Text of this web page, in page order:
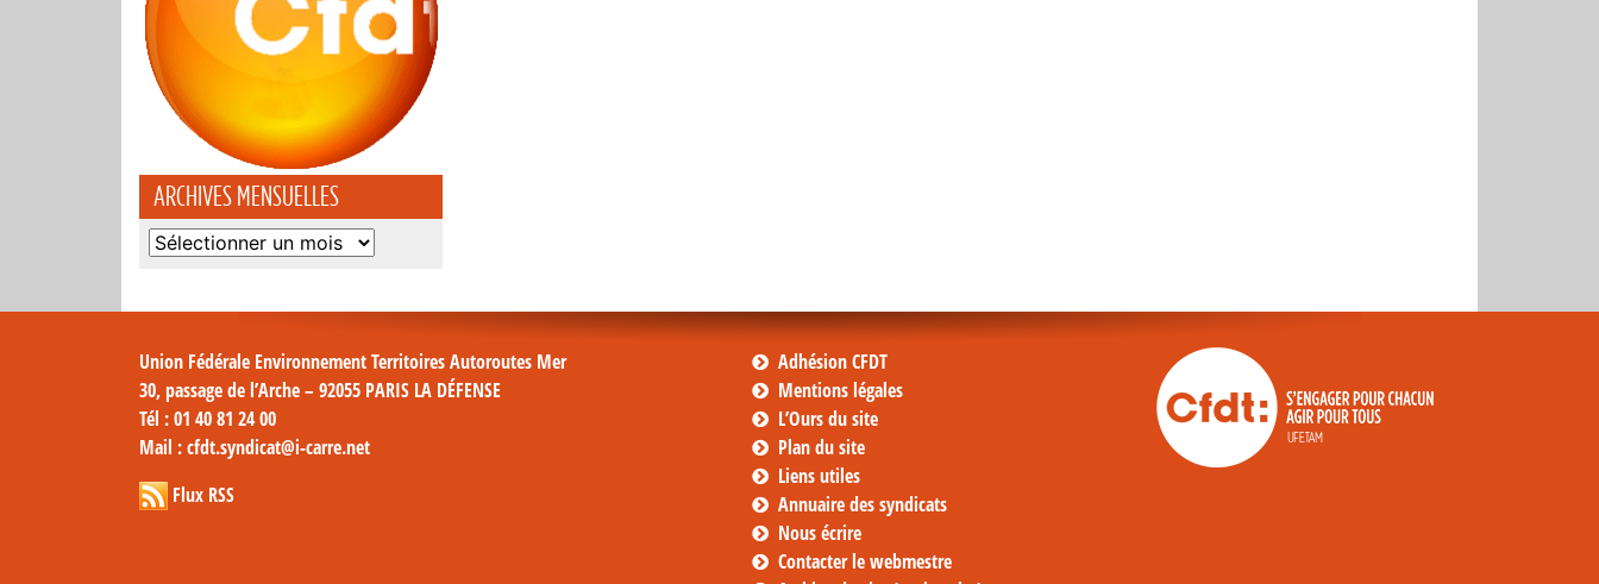
ARCHIVES MENSUELLES
Archives
Union Fédérale Environnement Territoires Autoroutes Mer
30, passage de l’Arche – 92055 PARIS LA DÉFENSE
Tél : 01 40 81 24 00
Mail : cfdt.syndicat@i-carre.net
Flux RSS
Adhésion CFDT
Mentions légales
L’Ours du site
Plan du site
Liens utiles
Annuaire des syndicats
Nous écrire
Contacter le webmestre